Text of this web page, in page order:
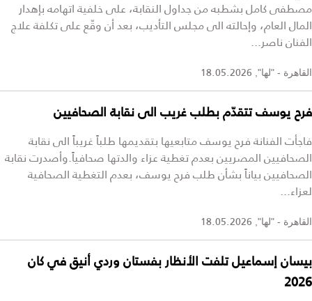
مصطفى كامل بشطبه من جداول النقابة، على خلفية اتهامه بإهدار
المال العام، وإحالته الى مجلس التأديب، بعد أن وقّع على تكلفة علاج
الفنان ناصر...
القاهرة - "لها", 18.05.2026
فرح يوسف تتقدّم بطلب غريب الى نقابة الصحافيين
فاجأت الفنانة فرح يوسف متابعيها بتقديمها طلباً غريباً الى نقابة
الصحافيين المصريين بعدم تغطية عزاء والدتها صحافياً.وأصدرت نقابة
الصحافيين بياناً بشأن طلب فرح يوسف، بعدم التغطية الصحافية
لعزاء...
القاهرة - "لها", 18.05.2026
بيسان إسماعيل تلفت الأنظار بفستان وردي أنيق في كان
2026